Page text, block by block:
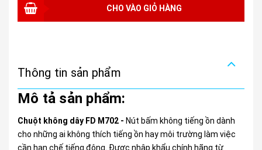
CHO VÀO GIỎ HÀNG
Thông tin sản phẩm
Mô tả sản phẩm:
Chuột không dây FD M702 - Nút bấm không tiếng ồn dành
cho những ai không thích tiếng ồn hay môi trường làm việc
cần hạn chế tiếng động. Được nhập khẩu chính hãng từ